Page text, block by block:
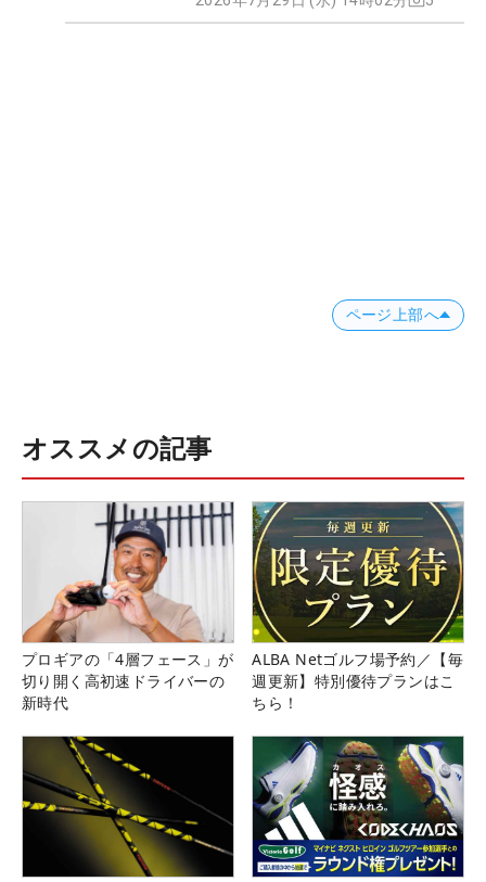
ページ上部へ
オススメの記事
プロギアの「4層フェース」が
切り開く高初速ドライバーの
新時代
ALBA Netゴルフ場予約／【毎
週更新】特別優待プランはこ
ちら！